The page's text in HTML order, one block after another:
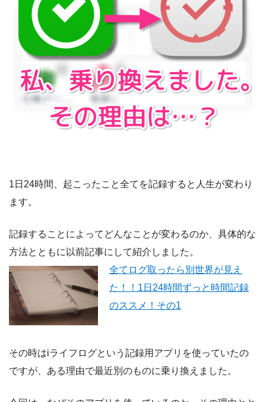
1日24時間、起こったこと全てを記録すると人生が変わり
ます。
記録することによってどんなことが変わるのか、具体的な
方法とともに以前記事にして紹介しました。
全てログ取ったら別世界が見え
た！！1日24時間ずっと時間記録
のススメ！その1
その時はiライフログという記録用アプリを使っていたの
ですが、ある理由で最近別のものに乗り換えました。